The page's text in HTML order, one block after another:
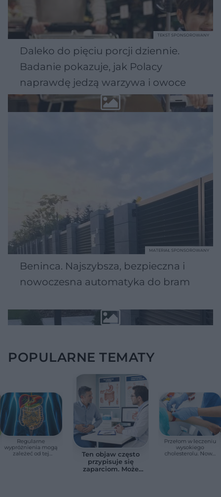
Daleko do pięciu porcji dziennie.
Badanie pokazuje, jak Polacy
naprawdę jedzą warzywa i owoce
TEKST SPONSOROWANY
Beninca. Najszybsza, bezpieczna i
nowoczesna automatyka do bram
MATERIAŁ SPONSOROWANY
POPULARNE TEMATY
Regularne
wypróżnienia mogą
zależeć od tej
Ten objaw często
przypisuje się
zaparciom. Może
Przełom w leczeniu
wysokiego
cholesterolu. Nowa